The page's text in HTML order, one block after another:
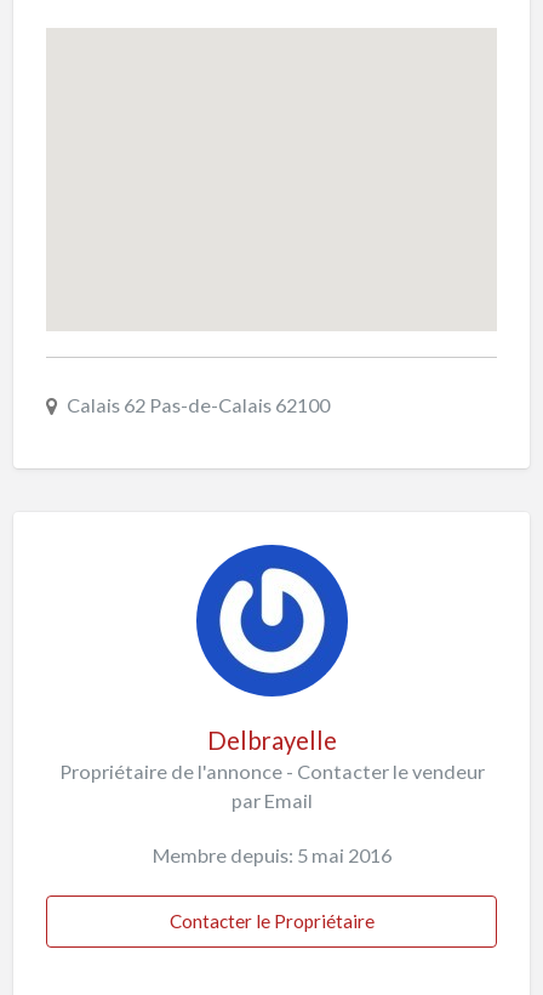
Calais 62 Pas-de-Calais 62100
Delbrayelle
Propriétaire de l'annonce - Contacter le vendeur
par Email
Membre depuis: 5 mai 2016
Contacter le Propriétaire